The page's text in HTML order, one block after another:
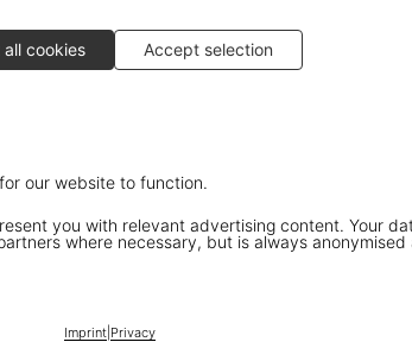
cookies Accept selection
our website to function.
you with relevant advertising content. Your
where necessary, but is always anonymised
Imprint| Privacy